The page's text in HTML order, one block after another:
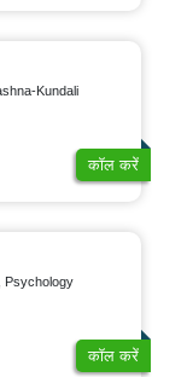
Kundali
कॉल करें
Psychology
कॉल करें